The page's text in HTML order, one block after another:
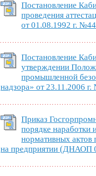
Постановление
проведения
от 01.08.1992 г.
Постановление
утверждении
промышленной
надзора» от 23.11.2006
Приказ
порядке наработки
нормативных актов
на предприятии (ДНАОП